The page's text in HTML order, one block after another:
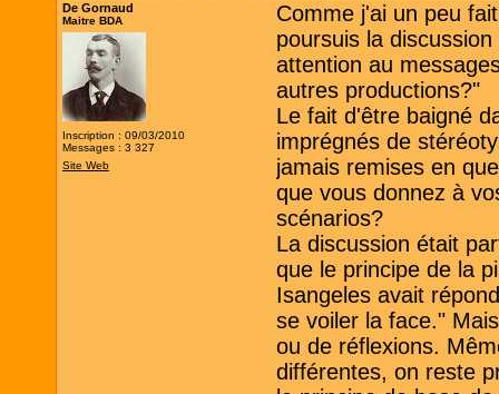
De Gornaud
Maitre BDA
Inscription : 09/03/2010
Messages : 3 327
Site Web
Comme j'ai un peu
poursuis la
attention au
autres productions?"
Le fait d'être baigné
imprégnés de
jamais remises en
que vous donnez à
scénarios?
La discussion était
que le principe de la
Isangeles avait
se voiler la face."
ou de réflexions.
différentes, on reste